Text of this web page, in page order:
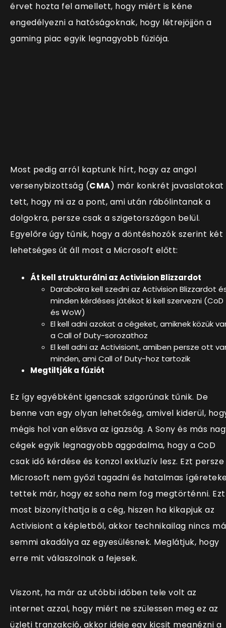
érvet hozta fel amellett, hogy miért is kéne
engedélyezni a hatóságoknak, hogy létrejöjjön a
gaming piac egyik legnagyobb fúziója.
Most pedig arról kaptunk hírt, hogy az angol
versenybizottság (CMA) már konkrét javaslatokat
tett, hogy mi az a pont, ami után rábólintanak a
dolgokra, persze csak a szigetországon belül.
Egyelőre úgy tűnik, hogy a döntéshozók szerint két
lehetséges út áll most a Microsoft előtt:
Át kell strukturálni az Activision Blizzardot
Darabokra kell szedni az Activision Blizzardot
minden kérdéses játékot ki kell szervezni (CoD
és WoW)
El kell adni azokat a cégeket, amiknek közük
a Call of Duty-sorozathoz
El kell adni az Activisiont, amiben persze ott
minden, ami Call of Duty-hoz tartozik
Megtiltják a fúziót
Ez így egyébként igencsak szigorúnak tűnik. De
benne van egy olyan lehetőség, amivel kiderül,
mégis hol van elásva az igazság. A Sony és más
cégek egyik legnagyobb aggodalma, hogy a CoD
csak idő kérdése és konzol exkluzív lesz. Ezt persze
Microsoft nem győzi tagadni és hatalmas
tettek már, hogy ez soha nem fog megtörténni. Ezt
most bizonyíthatja is a cég, hiszen ha kikapjuk az
Activisiont a képletből, akkor technikailag nincs
semmi akadálya az egyesülésnek. Meglátjuk, hogy
erre mit válaszolnak a fejesek.
Viszont, ha már az utóbbi időben tele volt az
internet azzal, hogy miért ne szülessen meg ez az
üzleti tranzakció, akkor ideje egy kicsit megnézni a